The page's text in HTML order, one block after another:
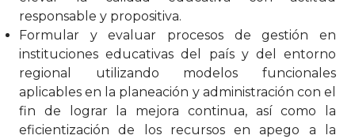
responsable y propositiva.
Formular y evaluar procesos de gestión en
instituciones educativas del país y del entorno
regional utilizando modelos funcionales
aplicables en la planeación y administración con el
fin de lograr la mejora continua, así como la
eficientización de los recursos en apego a la